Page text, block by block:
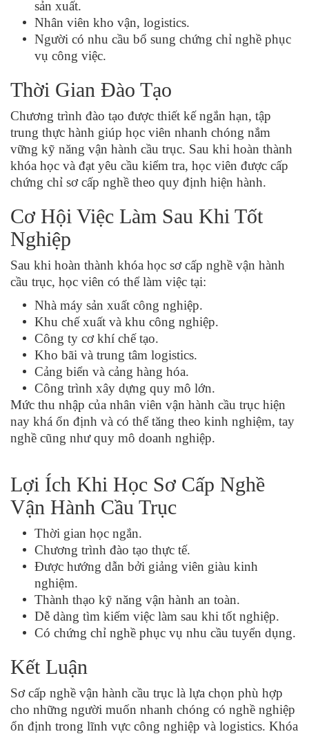
sản xuất.
Nhân viên kho vận, logistics.
Người có nhu cầu bổ sung chứng chỉ nghề phục
vụ công việc.
Thời Gian Đào Tạo
Chương trình đào tạo được thiết kế ngắn hạn, tập
trung thực hành giúp học viên nhanh chóng nắm
vững kỹ năng vận hành cầu trục. Sau khi hoàn thành
khóa học và đạt yêu cầu kiểm tra, học viên được cấp
chứng chỉ sơ cấp nghề theo quy định hiện hành.
Cơ Hội Việc Làm Sau Khi Tốt
Nghiệp
Sau khi hoàn thành khóa học sơ cấp nghề vận hành
cầu trục, học viên có thể làm việc tại:
Nhà máy sản xuất công nghiệp.
Khu chế xuất và khu công nghiệp.
Công ty cơ khí chế tạo.
Kho bãi và trung tâm logistics.
Cảng biển và cảng hàng hóa.
Công trình xây dựng quy mô lớn.
Mức thu nhập của nhân viên vận hành cầu trục hiện
nay khá ổn định và có thể tăng theo kinh nghiệm, tay
nghề cũng như quy mô doanh nghiệp.
Lợi Ích Khi Học Sơ Cấp Nghề
Vận Hành Cầu Trục
Thời gian học ngắn.
Chương trình đào tạo thực tế.
Được hướng dẫn bởi giảng viên giàu kinh
nghiệm.
Thành thạo kỹ năng vận hành an toàn.
Dễ dàng tìm kiếm việc làm sau khi tốt nghiệp.
Có chứng chỉ nghề phục vụ nhu cầu tuyển dụng.
Kết Luận
Sơ cấp nghề vận hành cầu trục là lựa chọn phù hợp
cho những người muốn nhanh chóng có nghề nghiệp
ổn định trong lĩnh vực công nghiệp và logistics. Khóa